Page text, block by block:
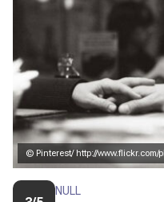
© Pinterest/ http://www.flickr.com/
NULL